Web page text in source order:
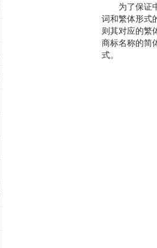
为了保证中
词和繁体形式
则其对应的繁
商标名称的简
式。